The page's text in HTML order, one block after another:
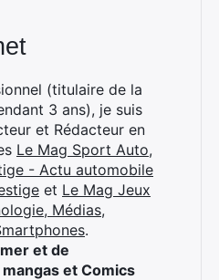
(titulaire de la
3 ans), je suis
et Rédacteur en
Le Mag Sport Auto,
- Actu automobile
et Le Mag Jeux
Médias,
.
et de
et Comics